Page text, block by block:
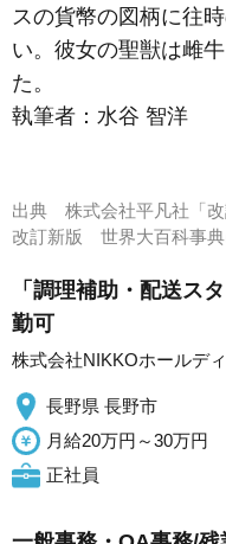
スの貨幣の図柄に往
い。彼女の聖獣は雌
た。
執筆者： 水谷 智洋
出典 株式会社平凡社「
改訂新版 世界大百科事
「調理補助・配送ス
勤可
株式会社NIKKOホールデ
長野県 長野市
月給20万円～30万円
正社員